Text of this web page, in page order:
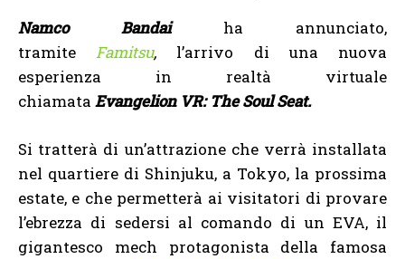
Namco Bandaiha annunciato,
tramiteFamitsu, l’arrivo di una nuova
esperienza in realtà virtuale
chiamata Evangelion VR: The Soul Seat.
Si tratterà di un’attrazione che verrà installata
nel quartiere di Shinjuku, a Tokyo, la prossima
estate, e che permetterà ai visitatori di provare
l’ebrezza di sedersi al comando di un EVA, il
gigantesco mech protagonista della famosa